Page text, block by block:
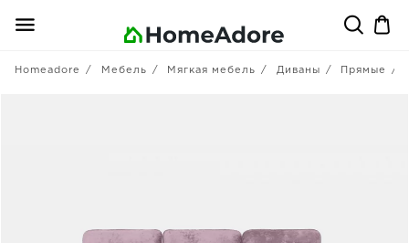
Homeadore Мебель Мягкая мебель Диваны Прямые